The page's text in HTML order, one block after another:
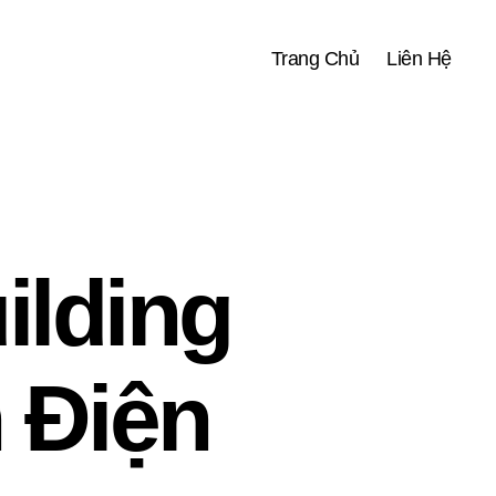
Trang Chủ Liên Hệ
Điện